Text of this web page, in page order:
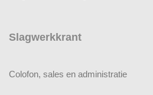
Slagwerkkrant
Colofon, sales en administratie